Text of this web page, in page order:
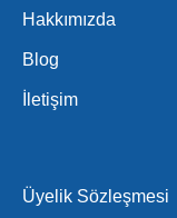
Hakkımızda
Blog
İletişim
Üyelik Sözleşmesi